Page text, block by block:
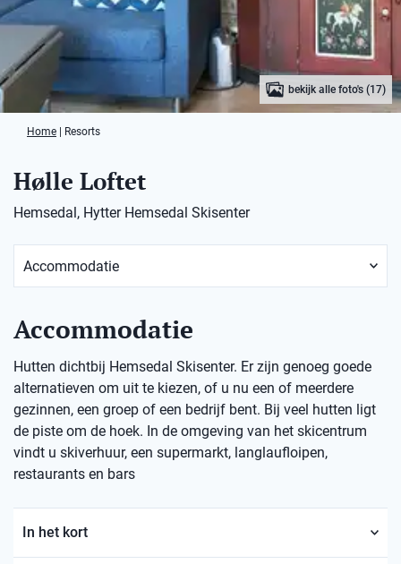
bekijk alle foto's (17)
Home Resorts
Hølle Loftet
Hemsedal, Hytter Hemsedal Skisenter
Accommodatie
Hutten dichtbij Hemsedal Skisenter. Er zijn genoeg goede
alternatieven om uit te kiezen, of u nu een of meerdere
gezinnen, een groep of een bedrijf bent. Bij veel hutten ligt
de piste om de hoek. In de omgeving van het skicentrum
vindt u skiverhuur, een supermarkt, langlaufloipen,
restaurants en bars
In het kort